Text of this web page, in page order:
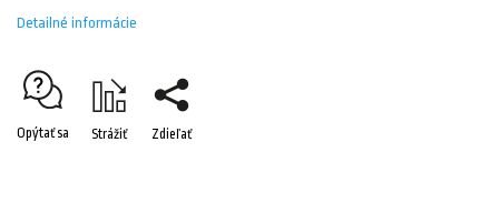
Detailné informácie
Opýtať sa Strážiť Zdieľať